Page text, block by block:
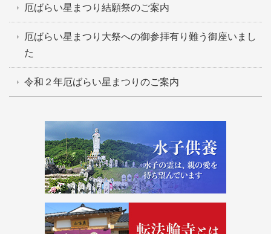
厄ばらい星まつり結願祭のご案内
厄ばらい星まつり大祭への御参拝有り難う御座いまし
た
令和２年厄ばらい星まつりのご案内